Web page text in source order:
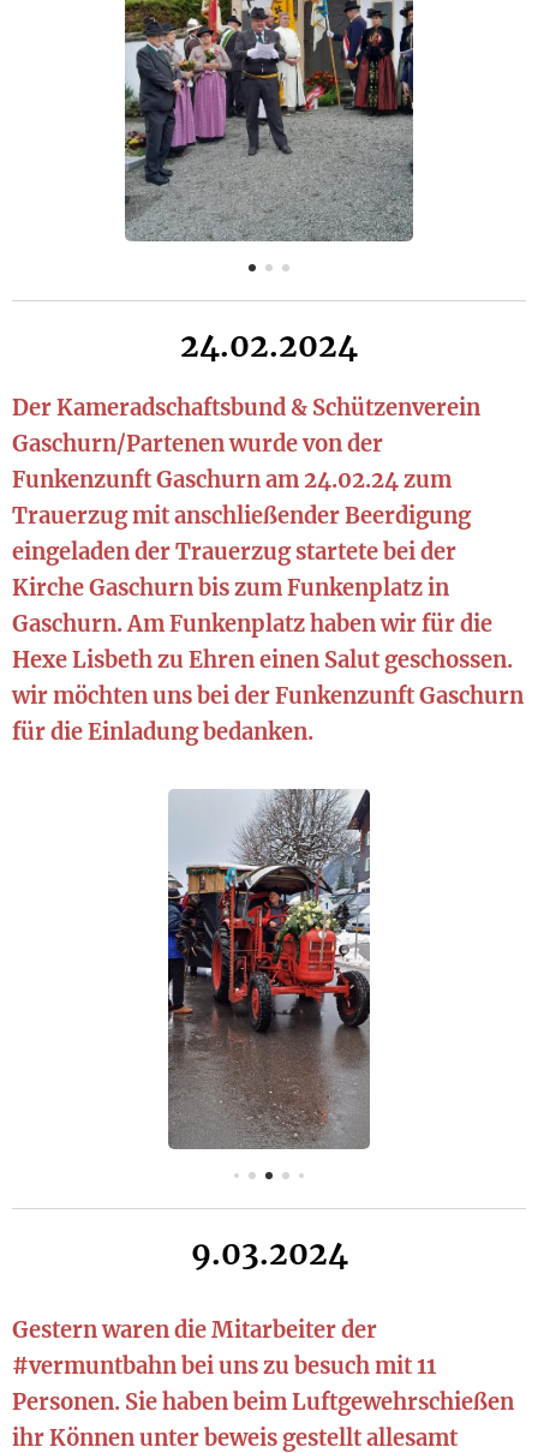
24.02.2024
Der Kameradschaftsbund & Schützenverein
Gaschurn/Partenen wurde von der
Funkenzunft Gaschurn am 24.02.24 zum
Trauerzug mit anschließender Beerdigung
eingeladen der Trauerzug startete bei der
Kirche Gaschurn bis zum Funkenplatz in
Gaschurn. Am Funkenplatz haben wir für die
Hexe Lisbeth zu Ehren einen Salut geschossen.
wir möchten uns bei der Funkenzunft Gaschurn
für die Einladung bedanken.
9.03.2024
Gestern waren die Mitarbeiter der
#vermuntbahn bei uns zu besuch mit 11
Personen. Sie haben beim Luftgewehrschießen
ihr Können unter beweis gestellt allesamt